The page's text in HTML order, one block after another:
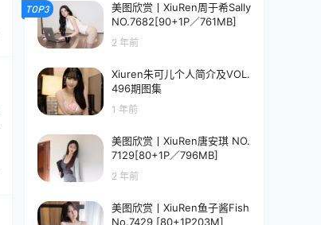
TOP3
美图欣赏丨XiuRen周于希Sally
NO.7682[90+1P／761MB]
2 年前
Xiuren朱可儿个人简介及VOL.
496期图集
1 年前
美图欣赏丨XiuRen唐安琪 NO.
7129[80+1P／796MB]
2 年前
美图欣赏丨XiuRen鱼子酱Fish
No.7429 [80+1P203M]